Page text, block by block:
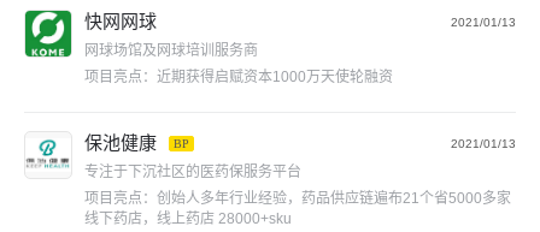
快网网球 2021/01/13
网球场馆及网球培训服务商
项目亮点： 近期获得启赋资本1000万天使轮融资
保池健康 BP 2021/01/13
专注于下沉社区的医药保服务平台
项目亮点： 创始人多年行业经验，药品供应链遍布21个省5000多家
线下药店，线上药店 28000+sku